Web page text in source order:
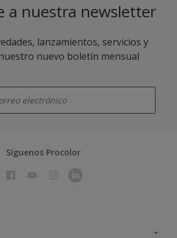
a nuestra newsletter
lanzamientos, servicios y
nuevo boletín mensual
Síguenos Procolor